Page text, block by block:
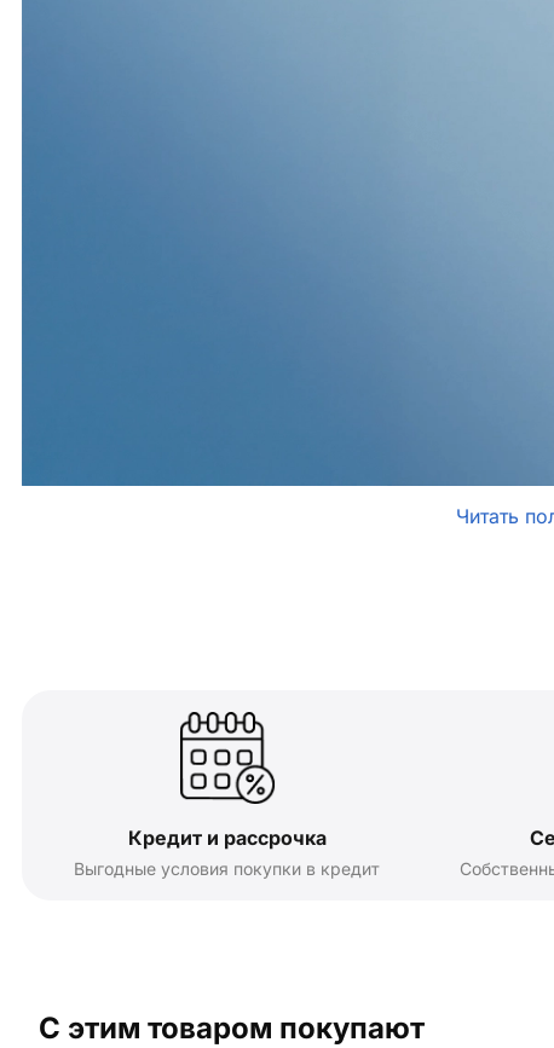
Читать
Кредит и рассрочка
Выгодные условия покупки в кредит
С этим товаром покупают